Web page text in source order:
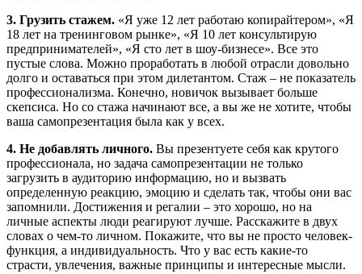
3. Грузить стажем. «Я уже 12 лет работаю копирайтером», «Я
18 лет на тренинговом рынке», «Я 10 лет консультирую
предпринимателей», «Я сто лет в шоу-бизнесе». Все это
пустые слова. Можно проработать в любой отрасли довольно
долго и оставаться при этом дилетантом. Стаж – не показатель
профессионализма. Конечно, новичок вызывает больше
скепсиса. Но со стажа начинают все, а вы же не хотите, чтобы
ваша самопрезентация была как у всех.
4. Не добавлять личного. Вы презентуете себя как крутого
профессионала, но задача самопрезентации не только
загрузить в аудиторию информацию, но и вызвать
определенную реакцию, эмоцию и сделать так, чтобы они вас
запомнили. Достижения и регалии – это хорошо, но на
личные аспекты люди реагируют лучше. Расскажите в двух
словах о чем-то личном. Покажите, что вы не просто человек-
функция, а индивидуальность. Что у вас есть какие-то
страсти, увлечения, важные принципы и интересные мысли.